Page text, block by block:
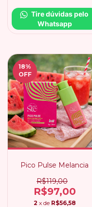
Tire dúvidas pelo
Whatsapp
18%
OFF
Pico Pulse Melancia
R$119,00
R$97,00
2 x de R$56,58